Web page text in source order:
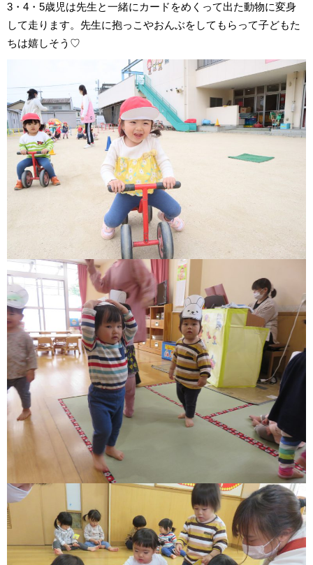
3・4・5歳児は先生と一緒にカードをめくって出た動物に変身
して走ります。先生に抱っこやおんぶをしてもらって子どもた
ちは嬉しそう♡